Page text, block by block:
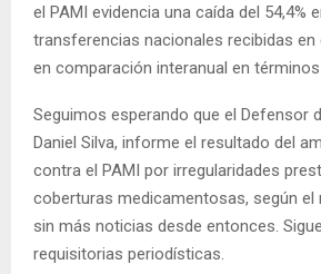
el PAMI evidencia una caída del 54,4%
transferencias nacionales recibidas en
en comparación interanual en
Seguimos esperando que el Defensor
Daniel Silva, informe el resultado del
contra el PAMI por irregularidades
coberturas medicamentosas, según el
sin más noticias desde entonces.
requisitorias periodísticas.